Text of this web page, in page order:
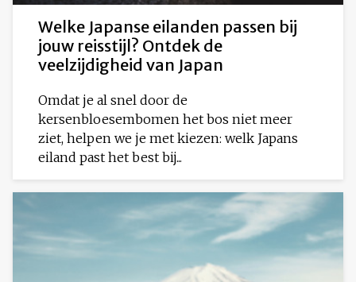
Welke Japanse eilanden passen bij
jouw reisstijl? Ontdek de
veelzijdigheid van Japan
Omdat je al snel door de
kersenbloesembomen het bos niet meer
ziet, helpen we je met kiezen: welk Japans
eiland past het best bij...